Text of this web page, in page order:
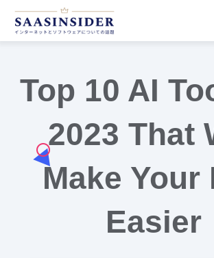
Top 10 AI
2023 That
Make Your
Easier